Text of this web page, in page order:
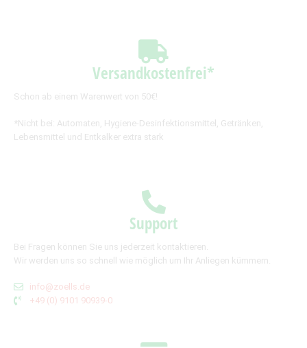
Versandkostenfrei*
Schon ab einem Warenwert von 50€!
*Nicht bei: Automaten, Hygiene-Desinfektionsmittel, Getränken,
Lebensmittel und Entkalker extra stark
Support
Bei Fragen können Sie uns jederzeit kontaktieren.
Wir werden uns so schnell wie möglich um Ihr Anliegen kümmern.
info@zoells.de
+49 (0) 9101 90939-0